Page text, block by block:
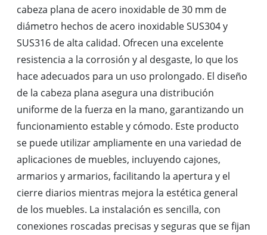
cabeza plana de acero inoxidable de 30 mm de
diámetro hechos de acero inoxidable SUS304 y
SUS316 de alta calidad. Ofrecen una excelente
resistencia a la corrosión y al desgaste, lo que los
hace adecuados para un uso prolongado. El diseño
de la cabeza plana asegura una distribución
uniforme de la fuerza en la mano, garantizando un
funcionamiento estable y cómodo. Este producto
se puede utilizar ampliamente en una variedad de
aplicaciones de muebles, incluyendo cajones,
armarios y armarios, facilitando la apertura y el
cierre diarios mientras mejora la estética general
de los muebles. La instalación es sencilla, con
conexiones roscadas precisas y seguras que se fijan